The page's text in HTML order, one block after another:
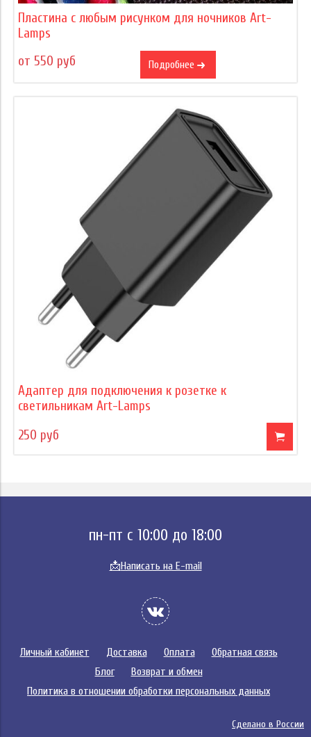
Пластина с любым рисунком для ночников Art-
Lamps
от 550 руб
Подробнее
Адаптер для подключения к розетке к
светильникам Art-Lamps
250 руб
пн-пт с 10:00 до 18:00
📩Написать на E-mail
Личный кабинет Доставка Оплата
Обратная связь
Блог
Возврат и обмен
Политика в отношении обработки персональных данных
Сделано в России